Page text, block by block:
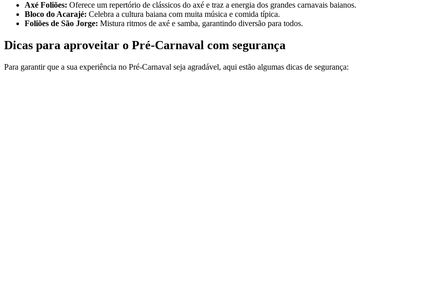
Axé Foliões: Oferece um repertório de clássicos do axé e traz a energia dos grandes carnavais baianos.
Bloco do Acarajé: Celebra a cultura baiana com muita música e comida típica.
Foliões de São Jorge: Mistura ritmos de axé e samba, garantindo diversão para todos.
Dicas para aproveitar o Pré-Carnaval com segurança
Para garantir que a sua experiência no Pré-Carnaval seja agradável, aqui estão algumas dicas de segurança: